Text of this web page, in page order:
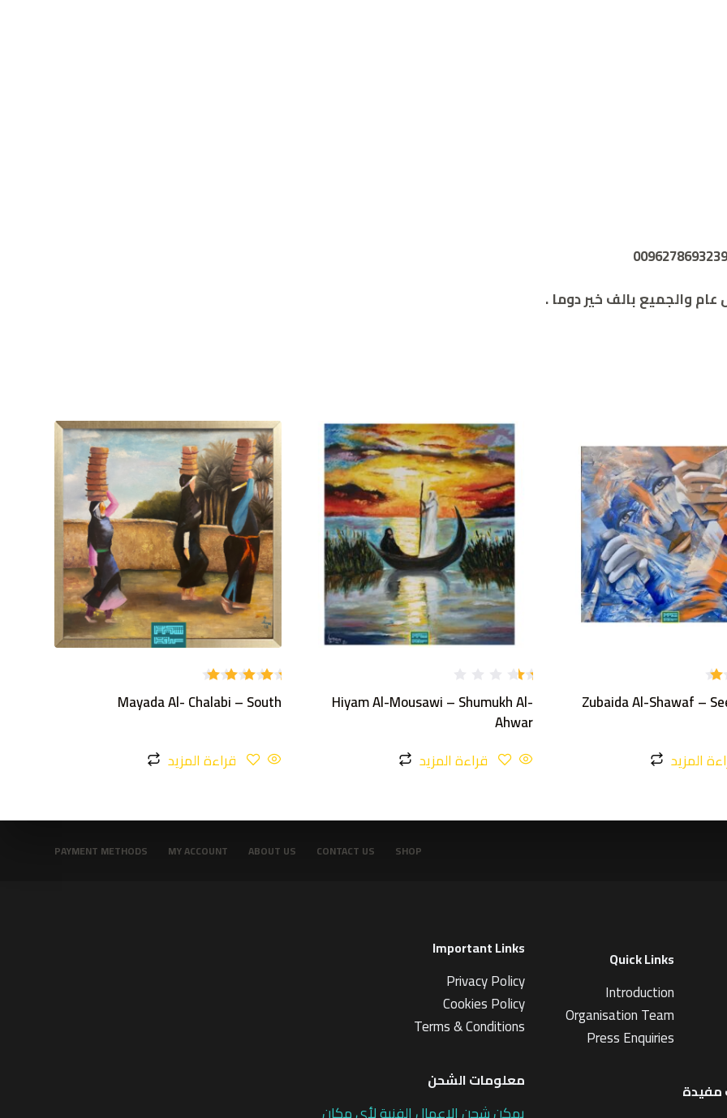
عام والجميع بالف خير دوما.
Zubaida Al-Shawaf –
المزيد
ال
ق
1.
5
Hiyam Al-Mousawi – Shumukh Al-
Ahwar
قراءة المزيد
التقييم
5.00
من
Mayada Al- Chalabi – South
قراءة المزيد
SHOP
CONTACT US
ABOUT US
MY ACCOUNT
PAYMENT METHODS
Quick Links
Introduction
Organisation Team
Press Enquiries
مفيدة
Important Links
Privacy Policy
Cookies Policy
Terms & Conditions
معلومات الشحن